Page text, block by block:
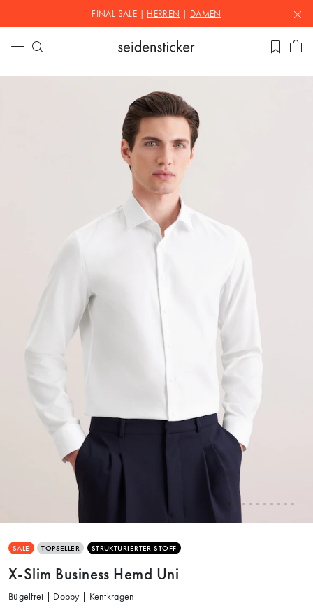
FINAL SALE | HERREN DAMEN
SALE TOPSELLER STRUKTURIERTER STOFF
X-Slim Business Hemd Uni
Bügelfrei | Dobby | Kentkragen